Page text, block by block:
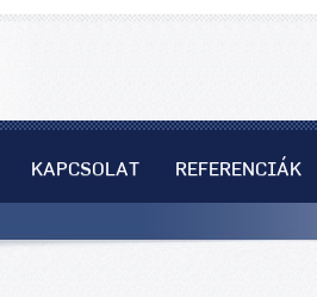
KAPCSOLAT REFERENCIÁK